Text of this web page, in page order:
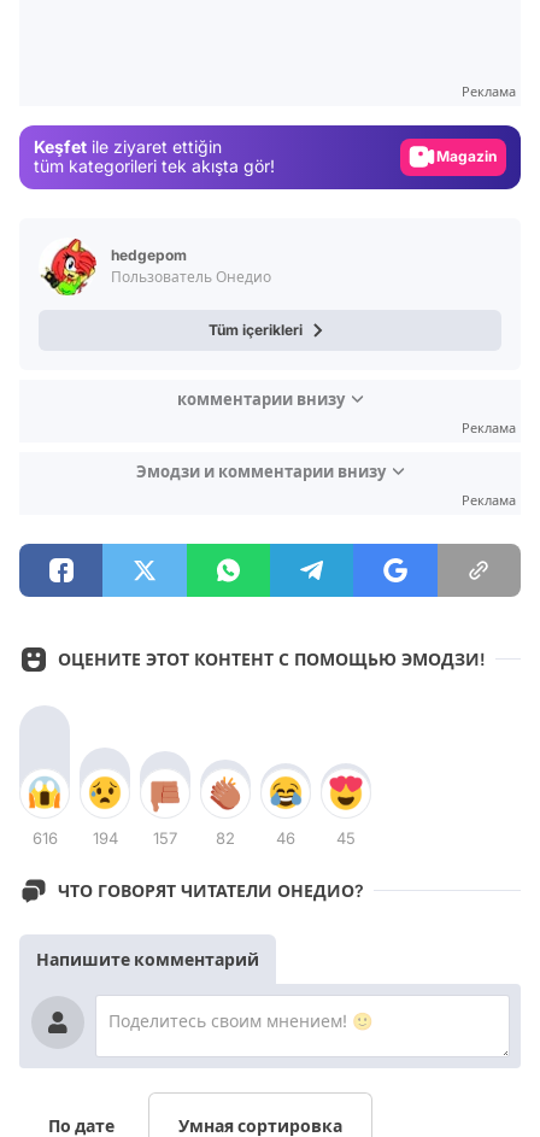
Реклама
Keşfet ile ziyaret ettiğin
tüm kategorileri tek akışta gör!
Video
hedgepom
Пользователь Онедио
Tüm içerikleri
комментарии внизу
Реклама
Эмодзи и комментарии внизу
Реклама
ОЦЕНИТЕ ЭТОТ КОНТЕНТ С ПОМОЩЬЮ ЭМОДЗИ!
616 194 157 82 46 45
ЧТО ГОВОРЯТ ЧИТАТЕЛИ ОНЕДИО?
Напишите комментарий
По дате Умная сортировка